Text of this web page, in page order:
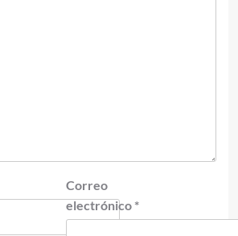
Correo
electrónico *